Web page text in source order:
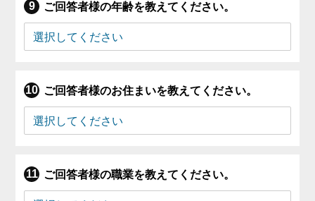
ご回答者様の年齢を教えてください。
ご回答者様のお住まいを教えてください。
ご回答者様の職業を教えてください。